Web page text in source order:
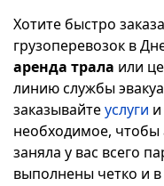
Хотите быстро
грузоперевозок в
аренда трала или
линию службы
заказывайтеуслуги
необходимое, чтобы
заняла у вас всего
выполнены четко и